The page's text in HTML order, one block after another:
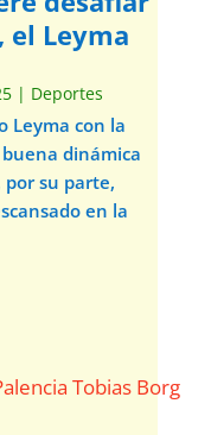
Leyma
| Deportes
Leyma con la
dinámica
por su parte,
en la